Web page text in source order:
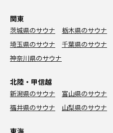
関東
茨城県のサウナ 栃木県のサウナ
埼玉県のサウナ
千葉県のサウナ
神奈川県のサウナ
北陸・甲信越
新潟県のサウナ 富山県のサウナ
福井県のサウナ
山梨県のサウナ
東海